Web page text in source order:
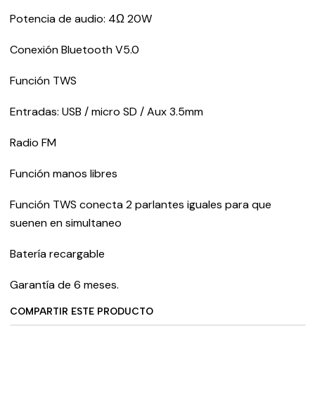
Potencia de audio: 4Ω 20W
Conexión Bluetooth V5.0
Función TWS
Entradas: USB / micro SD / Aux 3.5mm
Radio FM
Función manos libres
Función TWS conecta 2 parlantes iguales para que
suenen en simultaneo
Batería recargable
Garantía de 6 meses.
COMPARTIR ESTE PRODUCTO